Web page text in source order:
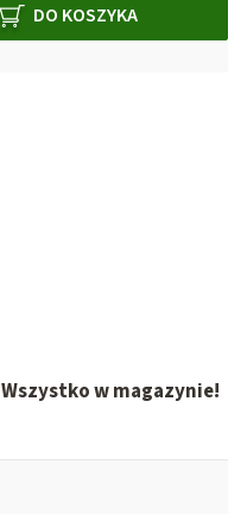
DO KOSZYKA
Wszystko w magazynie!